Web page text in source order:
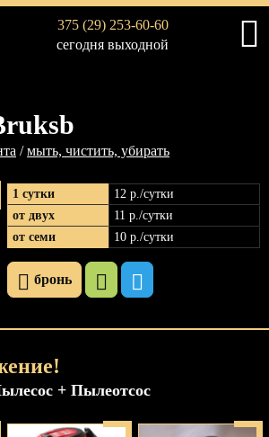
375 (29) 253-60-60
сегодня выходной
мыть, чистить, убирать
1 сутки 12 р./сутки
от двух
11 р./сутки
от семи
10 р./сутки
бронь
+ Пылеотсос